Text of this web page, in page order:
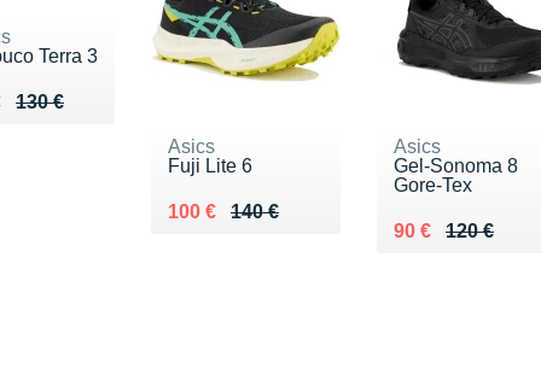
Terra 3
130 €
de 130 €
98 €
Asics
Fuji Lite 6
140 €
Au lieu de 140 €
100 €
Vendu 100 €
Asics
Gel-Sonoma 8
Gore-Tex
120 €
Au lieu de 120 €
90 €
Vendu 90 €